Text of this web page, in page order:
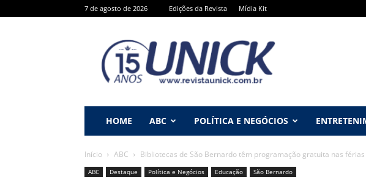
7 de agosto de 2026 Edições da Revista Mídia Kit
Revista
Unick
HOME ABC POLÍTICA E NEGÓCIOS
Início ABC Bibliotecas de São Bernardo têm programação gratuita nas férias
ABC Destaque Política e Negócios Educação São Bernardo